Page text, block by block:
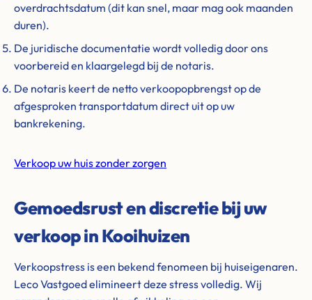
overdrachtsdatum (dit kan snel, maar mag ook maanden
duren).
De juridische documentatie wordt volledig door ons
voorbereid en klaargelegd bij de notaris.
De notaris keert de netto verkoopopbrengst op de
afgesproken transportdatum direct uit op uw
bankrekening.
Verkoop uw huis zonder zorgen
Gemoedsrust en discretie bij uw
verkoop in Kooihuizen
Verkoopstress is een bekend fenomeen bij huiseigenaren.
Leco Vastgoed elimineert deze stress volledig. Wij